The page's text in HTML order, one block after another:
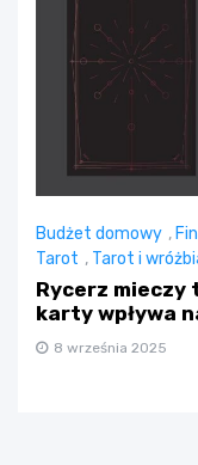
Budżet domowy ,
Tarot , Tarot i
Rycerz
karty wpływa
8 września 2025